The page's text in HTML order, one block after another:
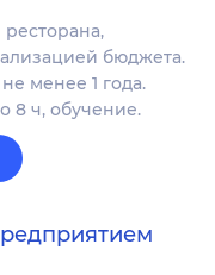
бюджета.
менее 1 года.
8 ч, обучение.